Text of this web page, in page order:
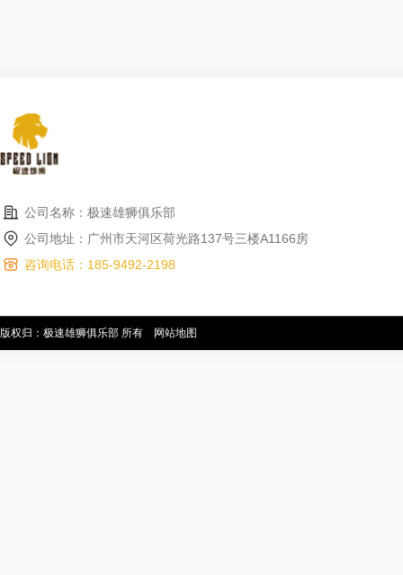
公司名称：极速雄狮俱乐部
公司地址：广州市天河区荷光路137号三楼A1166房
咨询电话：185-9492-2198
版权归：极速雄狮俱乐部 所有 网站地图